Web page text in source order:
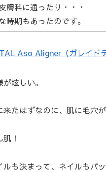
膚科に通ったり・・・
時期もあったのです。
Aso Aligner（ガレイド
眩しい。
たはずなのに、肌に毛穴が
！
も決まって、ネイルもバッ